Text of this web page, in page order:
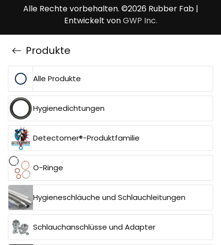
Alle Rechte vorbehalten. ©2026 Rubber Fab |
Entwickelt vonGWP Inc.
Produkte
Alle Produkte
Hygienedichtungen
Detectomer®-Produktfamilie
O-Ringe
Hygieneschläuche und Schlauchleitungen
Schlauchanschlüsse und Adapter